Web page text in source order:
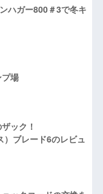
ハガー800＃3で冬キ
場
ック！
ブレード6のレビュ